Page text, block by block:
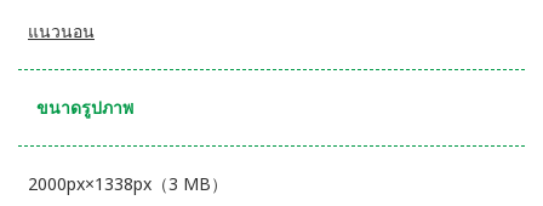
แนวนอน
ขนาดรูปภาพ
2000px×1338px（3 MB）